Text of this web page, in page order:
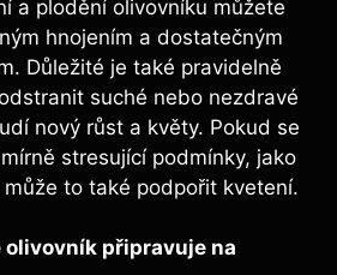
a plodění olivovníku můžete
hnojením a dostatečným
Důležité je také pravidelně
suché nebo nezdravé
nový růst a květy. Pokud se
stresující podmínky, jako
to také podpořit kvetení.
olivovník připravuje na